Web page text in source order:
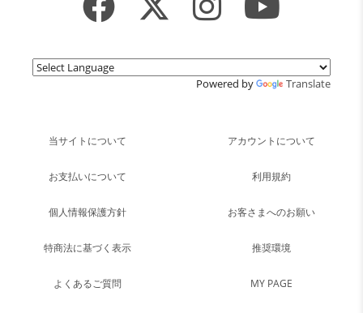
Powered by Translate
当サイトについて アカウントについて
お支払いについて 利用規約
個人情報保護方針 お客さまへのお願い
特商法に基づく表示 推奨環境
よくあるご質問 MY PAGE